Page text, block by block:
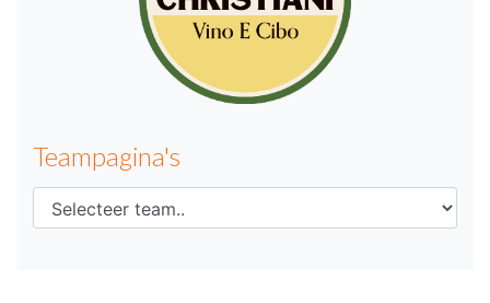
Teampagina's